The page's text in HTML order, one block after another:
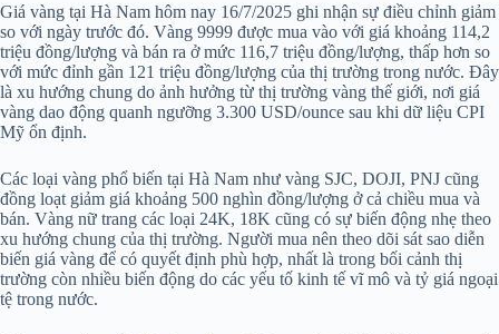
Giá vàng tại Hà Nam hôm nay 16/7/2025 ghi nhận sự điều chỉnh giảm
so với ngày trước đó. Vàng 9999 được mua vào với giá khoảng 114,2
triệu đồng/lượng và bán ra ở mức 116,7 triệu đồng/lượng, thấp hơn so
với mức đỉnh gần 121 triệu đồng/lượng của thị trường trong nước. Đây
là xu hướng chung do ảnh hưởng từ thị trường vàng thế giới, nơi giá
vàng dao động quanh ngưỡng 3.300 USD/ounce sau khi dữ liệu CPI
Mỹ ổn định.
Các loại vàng phổ biến tại Hà Nam như vàng SJC, DOJI, PNJ cũng
đồng loạt giảm giá khoảng 500 nghìn đồng/lượng ở cả chiều mua và
bán. Vàng nữ trang các loại 24K, 18K cũng có sự biến động nhẹ theo
xu hướng chung của thị trường. Người mua nên theo dõi sát sao diễn
biến giá vàng để có quyết định phù hợp, nhất là trong bối cảnh thị
trường còn nhiều biến động do các yếu tố kinh tế vĩ mô và tỷ giá ngoại
tệ trong nước.